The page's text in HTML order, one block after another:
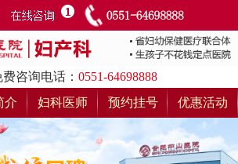
咨询电话： 0551-64698888
介 妇科医师 预约挂号 优惠活动